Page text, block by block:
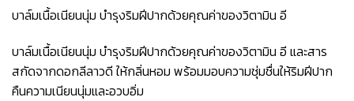
บาล์มเนื้อเนียนนุ่ม บำรุงริมฝีปากด้วยคุณค่าของวิตามิน อี
บาล์มเนื้อเนียนนุ่ม บำรุงริมฝีปากด้วยคุณค่าของวิตามิน อี และสาร
สกัดจากดอกลีลาวดี ให้กลิ่นหอม พร้อมมอบความชุ่มชื่นให้ริมฝีปาก
คืนความเนียนนุ่มและอวบอิ่ม